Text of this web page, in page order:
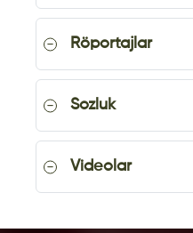
Röportajlar
Sozluk
Videolar